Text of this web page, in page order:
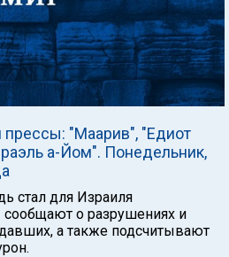
"Маарив", "Едиот
а-Йом". Понедельник,
стал для Израиля
сообщают о разрушениях и
а также подсчитывают